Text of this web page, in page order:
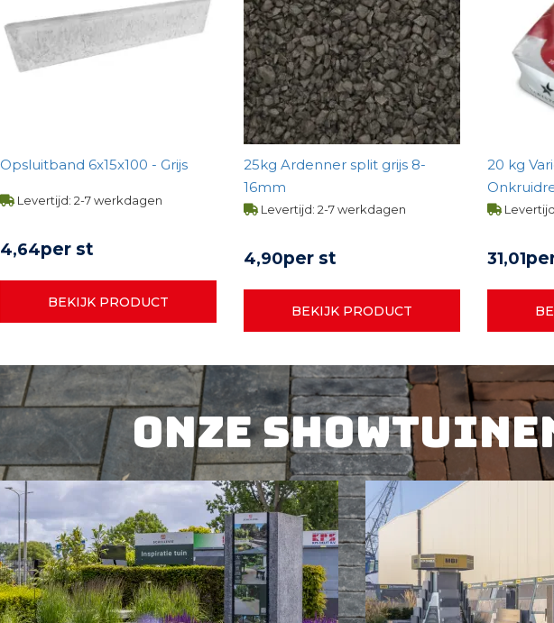
Opsluitband 6x15x100 - Grijs
Levertijd: 2-7 werkdagen
4,64per st
BEKIJK PRODUCT
25kg Ardenner split grijs 8-
16mm
Levertijd: 2-7 werkdagen
4,90per st
BEKIJK PRODUCT
20 kg
Steengrijs
31,01
Onze